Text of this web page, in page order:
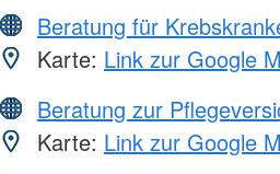
Beratung für
Karte: Link zur Google
Beratung zur
Karte: Link zur Google